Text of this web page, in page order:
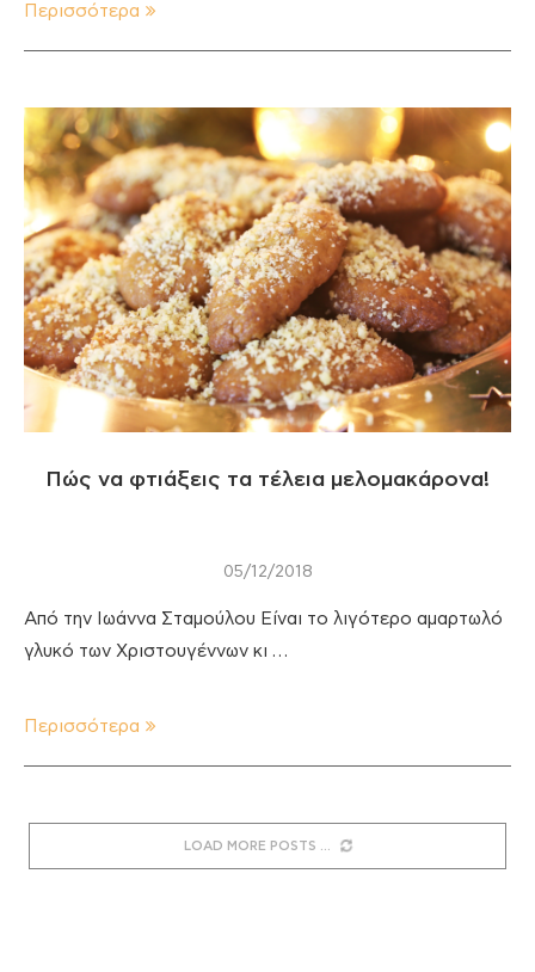
Περισσότερα
Πώς να φτιάξεις τα τέλεια μελομακάρονα!
05/12/2018
Από την Ιωάννα Σταμούλου Είναι το λιγότερο αμαρτωλό
γλυκό των Χριστουγέννων κι …
Περισσότερα
LOAD MORE POSTS